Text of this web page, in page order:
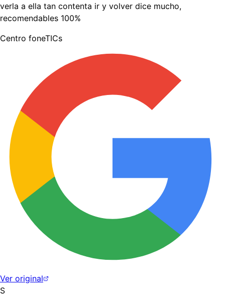
verla a ella tan contenta ir y volver dice mucho,
recomendables 100%
Centro foneTICs
Ver original
S